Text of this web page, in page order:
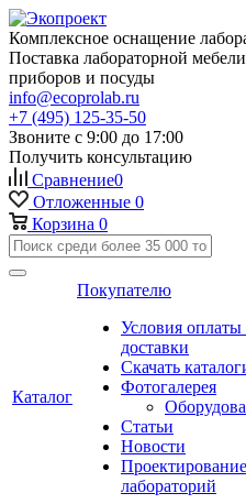
Комплексное оснащение
Поставка лабораторной
приборов и посуды
info@ecoprolab.ru
+7 (495) 125-35-50
Звоните с 9:00 до 17:00
Получить консультацию
Сравнение0
Отложенные 0
Корзина 0
Каталог
Покупателю
Условия оплаты
доставки
Скачать
Фотогалерея
Статьи
Новости
Проектирование
лабораторий